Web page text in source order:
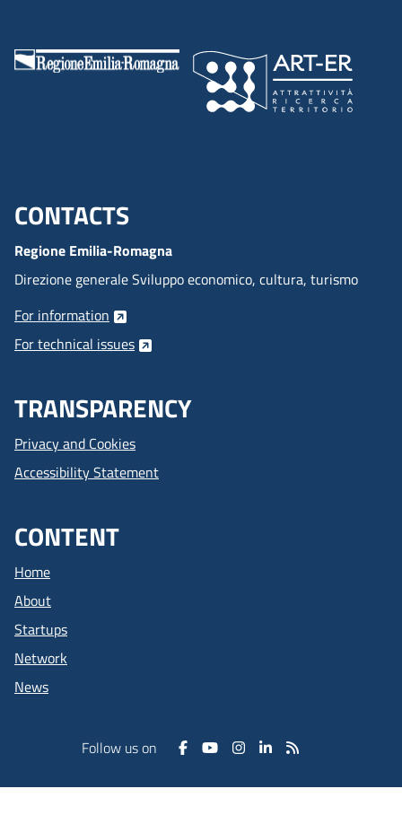
Menu footer inglese
CONTACTS
Regione Emilia-Romagna
Direzione generale Sviluppo economico, cultura, turismo
For information
For technical issues
TRANSPARENCY
Privacy and Cookies
Accessibility Statement
CONTENT
Home
About
Startups
Network
News
Follow us on